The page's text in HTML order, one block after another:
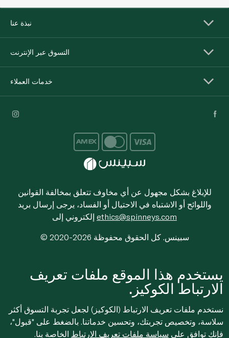
نبذة عنا
التسوق عبر الإنترنت
خدمات العملاء
للإبلاغ بشكل مجهول عن أي مخاوف تتعلق بمخالفة القوانين
واللوائح أو الاشتباه في الاحتيال أو الفساد، يرجى إرسال بريد
ethics@spinneys.com
© 2020-2026 سبينس. كل الحقوق محفوظة
يستخدم هذا الموقع ملفات تعريف
الارتباط الكوكيز.
نستخدم ملفات تعريف الارتباط (الكوكيز) لجعل تجربة التسوق أكثر
سلاسة، وتخصيص تجربتك، وتحسين خدماتنا. بالضغط على "قبول"،
فإنك توافق على سياسة ملفات تعريف الارتباط الخاصة بنا.